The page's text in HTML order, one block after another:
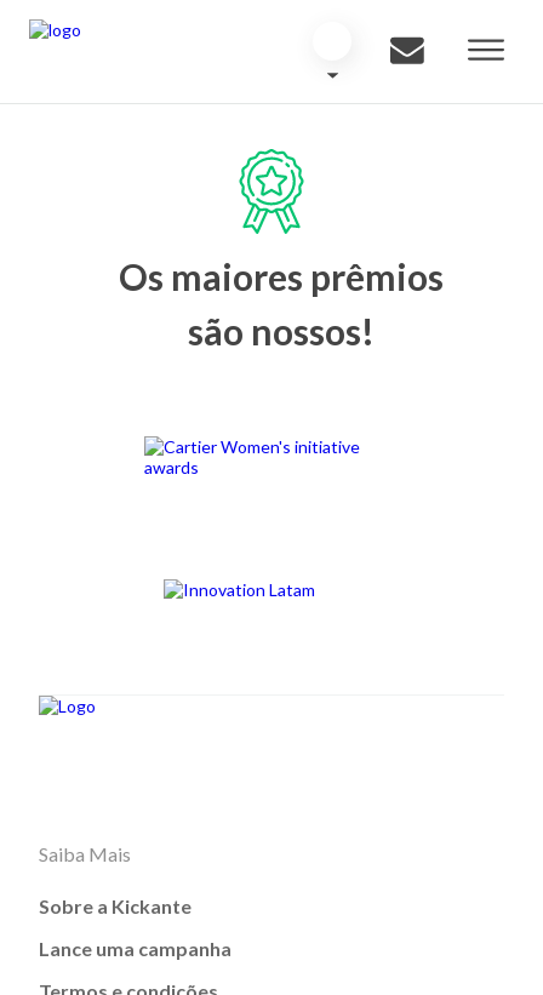
Os maiores prêmios
são nossos!
Saiba Mais
Sobre a Kickante
Lance uma campanha
Termos e condições